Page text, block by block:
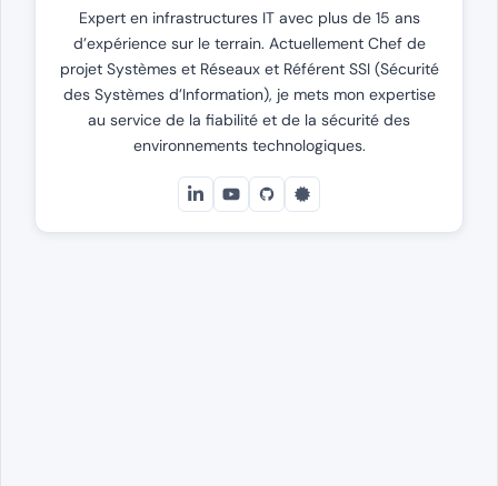
Expert en infrastructures IT avec plus de 15 ans
d’expérience sur le terrain. Actuellement Chef de
projet Systèmes et Réseaux et Référent SSI (Sécurité
des Systèmes d’Information), je mets mon expertise
au service de la fiabilité et de la sécurité des
environnements technologiques.